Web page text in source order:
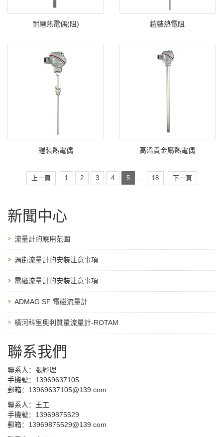
耐磨熱電偶(阻) 鎧裝熱電阻
鎧裝熱電偶 高溫貴金屬熱電偶
上一頁 1 2 3 4 5 18 下一頁
新聞中心
流量計的應用范圍
渦街流量計的安裝注意事項
電磁流量計的安裝注意事項
ADMAG SF 電磁流量計
橫河科里奧利質量流量計-ROTAM
聯系我們
聯系人：張經理
手機號：13969637105
郵箱：13969637105@139.com
聯系人：王工
手機號：13969875529
郵箱：13969875529@139.com